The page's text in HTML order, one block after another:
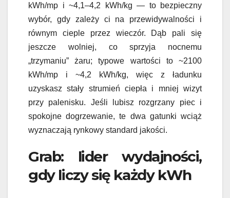
kWh/mp i ~4,1–4,2 kWh/kg — to bezpieczny
wybór, gdy zależy ci na przewidywalności i
równym cieple przez wieczór. Dąb pali się
jeszcze wolniej, co sprzyja nocnemu
„trzymaniu” żaru; typowe wartości to ~2100
kWh/mp i ~4,2 kWh/kg, więc z ładunku
uzyskasz stały strumień ciepła i mniej wizyt
przy palenisku. Jeśli lubisz rozgrzany piec i
spokojne dogrzewanie, te dwa gatunki wciąż
wyznaczają rynkowy standard jakości.
Grab: lider wydajności,
gdy liczy się każdy kWh